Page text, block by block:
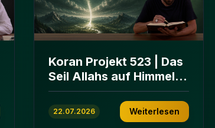
Koran Projekt 523 | Das
Seil Allahs auf Himmeln
und Erden | Sure Āl
ʿImrān 103-112
22.07.2026 Weiterlesen